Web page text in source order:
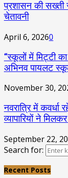
प्रशासन की सख्ती
चेतावनी
April 6, 20260
“स्कूलों में मिट्टी
अभिनव पायलट
November 30,
नवरात्रि में कवर्धा
व्यापारियों ने
September 22,
Search for:
Recent Posts